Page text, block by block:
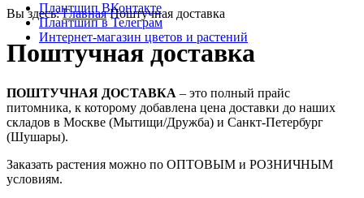
Плантшип ВКонтакте
Плантшип в Телеграм
Интернет-магазин цветов и растений
Вы здесь:Главная Поштучная доставка
Поштучная доставка
ПОШТУЧНАЯ ДОСТАВКА – это полный прайс
питомника, к которому добавлена цена доставки до наших
складов в Москве (Мытищи/Дружба) и Санкт-Петербург
(Шушары).
Заказать растения можно по ОПТОВЫМ и РОЗНИЧНЫМ
условиям.